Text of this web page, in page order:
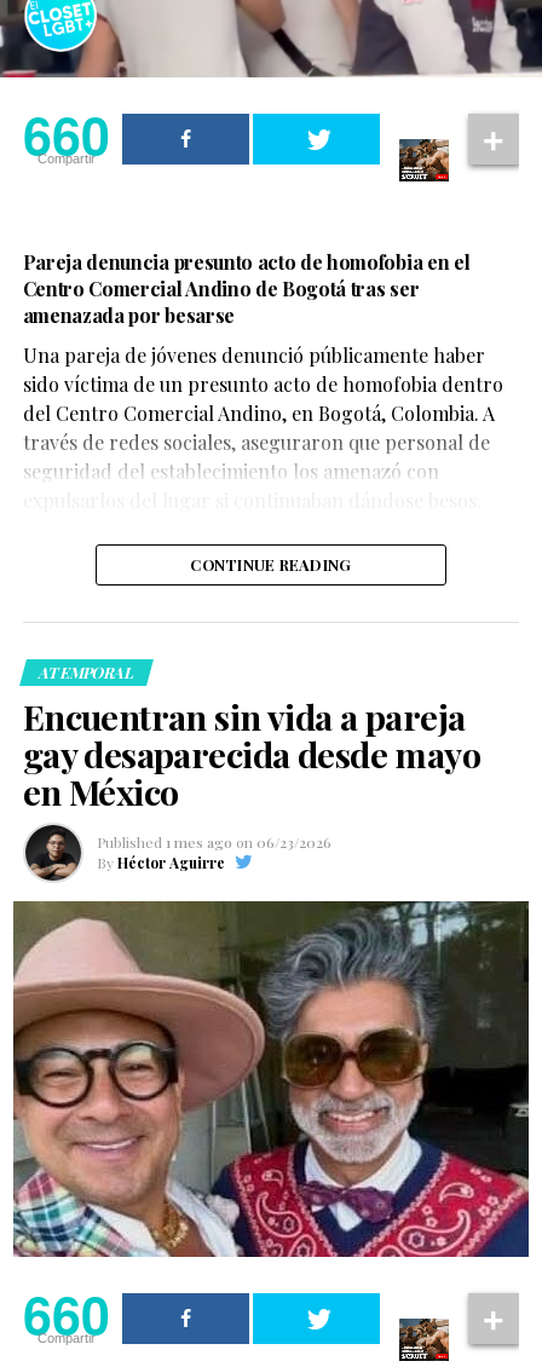
660
Compartir
Pareja denuncia presunto acto de homofobia en el
Centro Comercial Andino de Bogotá tras ser
amenazada por besarse
Una pareja de jóvenes denunció públicamente haber
sido víctima de un presunto acto de homofobia dentro
del Centro Comercial Andino, en Bogotá, Colombia. A
través de redes sociales, aseguraron que personal de
seguridad del establecimiento los amenazó con
CONTINUE READING
ATEMPORAL
Encuentran sin vida a pareja
gay desaparecida desde mayo
en México
Published 1 mes ago on 06/23/2026
By Héctor Aguirre
660
Compartir